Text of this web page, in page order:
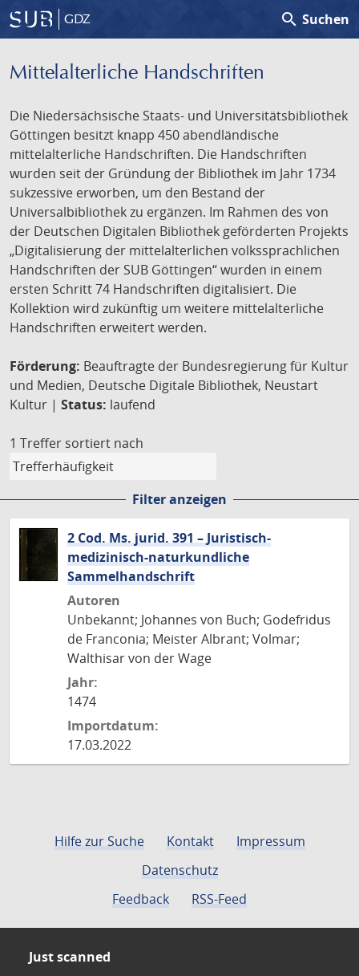
GDZ search Suchen
Mittelalterliche Handschriften
Die Niedersächsische Staats- und Universitätsbibliothek
Göttingen besitzt knapp 450 abendländische
mittelalterliche Handschriften. Die Handschriften
wurden seit der Gründung der Bibliothek im Jahr 1734
sukzessive erworben, um den Bestand der
Universalbibliothek zu ergänzen. Im Rahmen des von
der Deutschen Digitalen Bibliothek geförderten Projekts
„Digitalisierung der mittelalterlichen volkssprachlichen
Handschriften der SUB Göttingen“ wurden in einem
ersten Schritt 74 Handschriften digitalisiert. Die
Kollektion wird zukünftig um weitere mittelalterliche
Handschriften erweitert werden.
Förderung: Beauftragte der Bundesregierung für Kultur
und Medien, Deutsche Digitale Bibliothek, Neustart
Kultur | Status: laufend
1 Treffer sortiert nach
Filter anzeigen
2 Cod. Ms. jurid. 391 – Juristisch-
medizinisch-naturkundliche
Sammelhandschrift
Autoren
Unbekannt; Johannes von Buch; Godefridus
de Franconia; Meister Albrant; Volmar;
Walthisar von der Wage
Jahr:
1474
Importdatum:
17.03.2022
Hilfe zur Suche Kontakt
Impressum
Datenschutz
Feedback
RSS-Feed
Just scanned